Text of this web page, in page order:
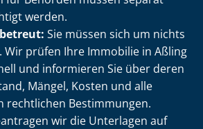
werden.
Sie müssen sich um nichts
Wir prüfen Ihre Immobilie in Aßling
und informieren Sie über deren
Mängel, Kosten und alle
rechtlichen Bestimmungen.
wir die Unterlagen auf